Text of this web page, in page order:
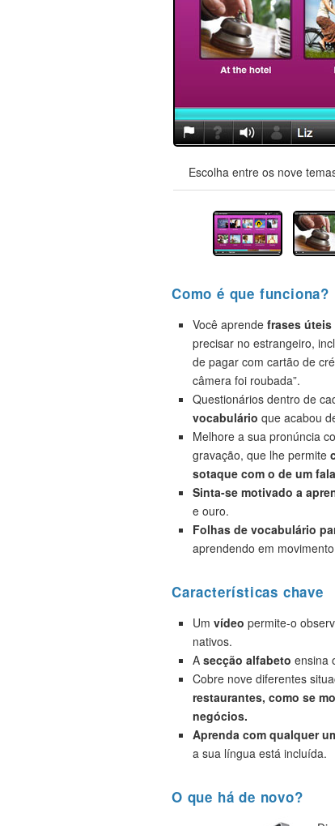
Escolha entre os nove
Como é que funciona?
Você aprende frases úteis
precisar no estrangeiro,
de pagar com cartão de
câmera foi roubada”.
Questionários dentro de
vocabulário que acabou
Melhore a sua pronúncia
gravação, que lhe permite
sotaque com o de um
Sinta-se motivado a
e ouro.
Folhas de vocabulário
aprendendo em
Características chave
Um vídeo permite-o
nativos.
A secção alfabeto ensina
Cobre nove diferentes
restaurantes, como se
negócios.
Aprenda com qualquer
a sua língua está incluída.
O que há de novo?